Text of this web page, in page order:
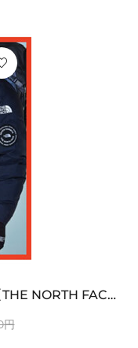
ノースフェイス 偽物 ダウン人気【THE NORTH FACE】M'S 7 SUMMIT HIM...
円